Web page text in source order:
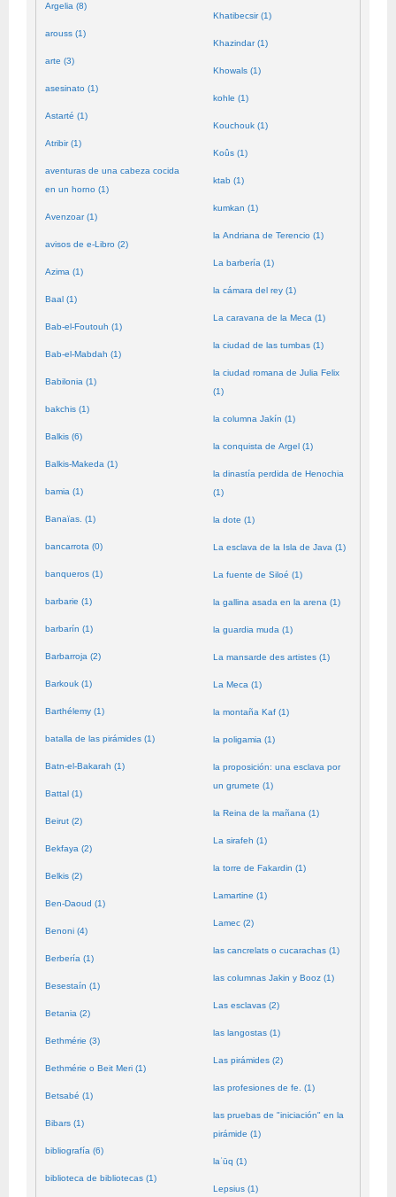
Argelia (8)
arouss (1)
arte (3)
asesinato (1)
Astarté (1)
Atribir (1)
aventuras de una cabeza cocida
en un horno (1)
Avenzoar (1)
avisos de e-Libro (2)
Azima (1)
Baal (1)
Bab-el-Foutouh (1)
Bab-el-Mabdah (1)
Babilonia (1)
bakchis (1)
Balkis (6)
Balkis-Makeda (1)
bamia (1)
Banaïas. (1)
bancarrota (0)
banqueros (1)
barbarie (1)
barbarín (1)
Barbarroja (2)
Barkouk (1)
Barthélemy (1)
batalla de las pirámides (1)
Batn-el-Bakarah (1)
Battal (1)
Beirut (2)
Bekfaya (2)
Belkis (2)
Ben-Daoud (1)
Benoni (4)
Berbería (1)
Besestaín (1)
Betania (2)
Bethmérie (3)
Bethmérie o Beit Meri (1)
Betsabé (1)
Bibars (1)
bibliografía (6)
biblioteca de bibliotecas (1)
Khatibecsir (1)
Khazindar (1)
Khowals (1)
kohle (1)
Kouchouk (1)
Koûs (1)
ktab (1)
kumkan (1)
la Andriana de Terencio (1)
La barbería (1)
la cámara del rey (1)
La caravana de la Meca (1)
la ciudad de las tumbas (1)
la ciudad romana de Julia Felix
(1)
la columna Jakín (1)
la conquista de Argel (1)
la dinastía perdida de Henochia
(1)
la dote (1)
La esclava de la Isla de Java (1)
La fuente de Siloé (1)
la gallina asada en la arena (1)
la guardia muda (1)
La mansarde des artistes (1)
La Meca (1)
la montaña Kaf (1)
la poligamia (1)
la proposición: una esclava por
un grumete (1)
la Reina de la mañana (1)
La sirafeh (1)
la torre de Fakardin (1)
Lamartine (1)
Lamec (2)
las cancrelats o cucarachas (1)
las columnas Jakin y Booz (1)
Las esclavas (2)
las langostas (1)
Las pirámides (2)
las profesiones de fe. (1)
las pruebas de "iniciación" en la
pirámide (1)
laʿūq (1)
Lepsius (1)